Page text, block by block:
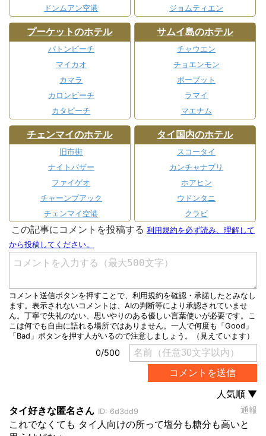
ドンムアン空港 ジョムティエン
プーケットのホテル
パトンビーチ
マイカオ
カマラ
カロンビーチ
カタビーチ
サムイ島のホテル
チャウエン
チョエンモン
ボープット
ラマイ
マエナム
チェンマイのホテル
旧市街
ナイトバザー
ファイゲオ
チャーンプアック
チェンマイ空港
タイ国内のホテル
スコータイ
カンチャナブリ
ホアヒン
ウドンタニ
クラビ